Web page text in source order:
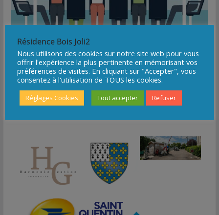
Conseil Syndical
Read More
Résidence Bois Joli2
Nous utilisons des cookies sur notre site web pour vous
offrir l'expérience la plus pertinente en mémorisant vos
préférences de visites. En cliquant sur "Accepter", vous
consentez à l'utilisation de TOUS les cookies.
Réglages Cookies Tout accepter Refuser